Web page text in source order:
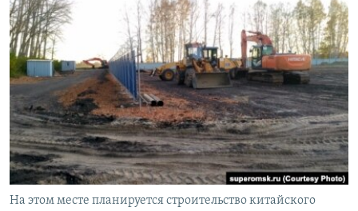
поиску
СЕВЕР.РЕАЛИИ
СИБИРЬ.РЕАЛИИ
РАСПИСАНИЕ ВЕЩАНИЯ
ПОДПИШИТЕСЬ НА РАССЫЛКУ
СОЦИАЛЬНЫЕ СЕТИ
На этом месте планируется строительство китайского